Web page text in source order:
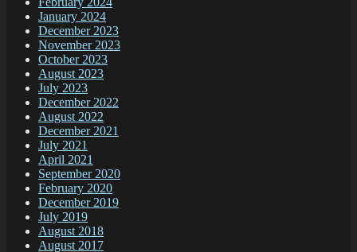
January 2024
December 2023
November 2023
October 2023
August 2023
July 2023
December 2022
August 2022
December 2021
July 2021
April 2021
September 2020
February 2020
December 2019
July 2019
August 2018
August 2017